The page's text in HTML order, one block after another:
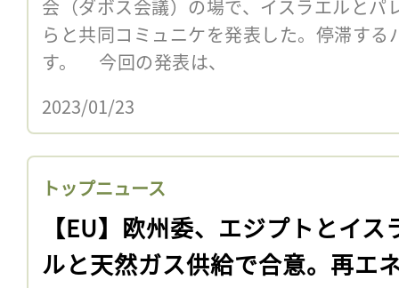
会（ダボス会議）の場で、イスラエルとパ
らと共同コミュニケを発表した。停滞す
す。 今回の発表は、
2023/01/23
トップニュース
【EU】欧州委、エジプトとイス
ルと天然ガス供給で合意。再エ